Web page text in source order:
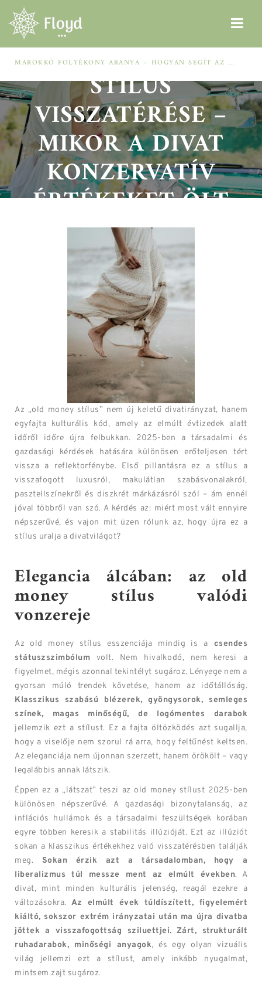
MAROKKÓ FOLYÉKONY ARANYA – HOGYAN SEGÍT AZ ARGÁNOLAJ A SZÁRAZ, MEGVISELT TINCSEKEN?
AZ OLD MONEY
STÍLUS
VISSZATÉRÉSE –
MIKOR A DIVAT
KONZERVATÍV
ÉRTÉKEKET ÖLT
Az „old money stílus” nem új keletű divatirányzat, hanem
egyfajta kulturális kód, amely az elmúlt évtizedek alatt
időről időre újra felbukkan. 2025-ben a társadalmi és
gazdasági kérdések hatására különösen erőteljesen tért
vissza a reflektorfénybe. Első pillantásra ez a stílus a
visszafogott luxusról, makulátlan szabásvonalakról,
pasztellszínekről és diszkrét márkázásról szól – ám ennél
jóval többről van szó. A kérdés az: miért most vált ennyire
népszerűvé, és vajon mit üzen rólunk az, hogy újra ez a
stílus uralja a divatvilágot?
Elegancia álcában: az old
money stílus valódi
vonzereje
Az old money stílus esszenciája mindig is a csendes
státuszszimbólum volt. Nem hivalkodó, nem keresi a
figyelmet, mégis azonnal tekintélyt sugároz. Lényege nem a
gyorsan múló trendek követése, hanem az időtállóság.
Klasszikus szabású blézerek, gyöngysorok, semleges
színek, magas minőségű, de logómentes darabok
jellemzik ezt a stílust. Ez a fajta öltözködés azt sugallja,
hogy a viselője nem szorul rá arra, hogy feltűnést keltsen.
Az eleganciája nem újonnan szerzett, hanem örökölt – vagy
legalábbis annak látszik.
Éppen ez a „látszat” teszi az old money stílust 2025-ben
különösen népszerűvé. A gazdasági bizonytalanság, az
inflációs hullámok és a társadalmi feszültségek korában
egyre többen keresik a stabilitás illúzióját. Ezt az illúziót
sokan a klasszikus értékekhez való visszatérésben találják
meg. Sokan érzik azt a társadalomban, hogy a
liberalizmus túl messze ment az elmúlt években. A
divat, mint minden kulturális jelenség, reagál ezekre a
változásokra. Az elmúlt évek túldíszített, figyelemért
kiáltó, sokszor extrém irányzatai után ma újra divatba
jöttek a visszafogottság sziluettjei. Zárt, strukturált
ruhadarabok, minőségi anyagok, és egy olyan vizuális
világ jellemzi ezt a stílust, amely inkább nyugalmat,
mintsem zajt sugároz.